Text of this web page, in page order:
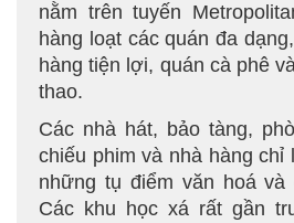
nằm trên tuyến
hàng loạt các quán đa
hàng tiện lợi, quán cà phê
thao.
Các nhà hát, bảo tàng,
chiếu phim và nhà hàng chỉ
những tụ điểm văn hoá
Các khu học xá rất gần